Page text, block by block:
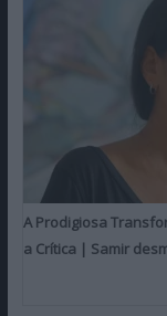
A Prodigiosa
a Crítica | Samir